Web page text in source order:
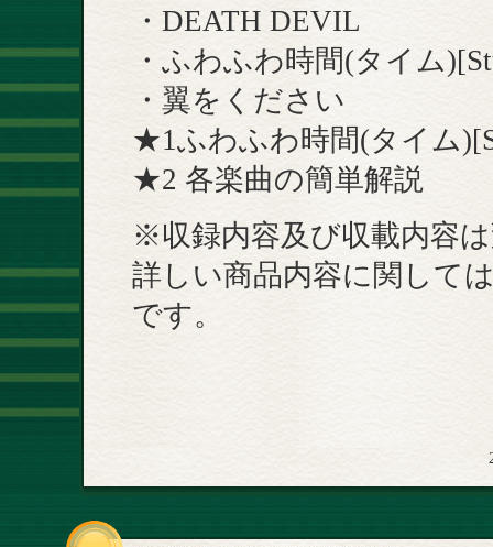
・DEATH DEVIL
・ふわふわ時間(タイム
・翼をください
★1ふわふわ時間(タイム
★2 各楽曲の簡単解説
※収録内容及び収載内容
詳しい商品内容に関して
です。